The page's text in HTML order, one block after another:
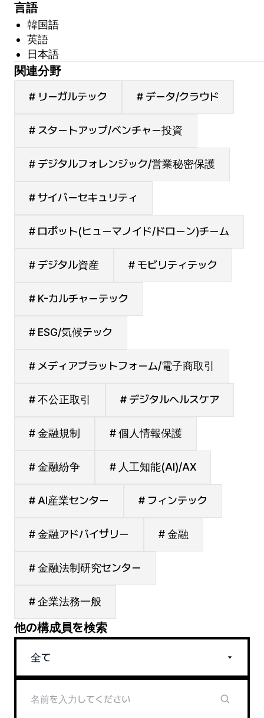
言語
韓国語
英語
日本語
関連分野
# リーガルテック # データ/クラウド
# スタートアップ/ベンチャー投資
# デジタルフォレンジック/営業秘密保護
# サイバーセキュリティ
# ロボット(ヒューマノイド/ドローン)チーム
# デジタル資産 # モビリティテック
# K-カルチャーテック
# ESG/気候テック
# メディアプラットフォーム/電子商取引
# 不公正取引 # デジタルヘルスケア
# 金融規制 # 個人情報保護
# 金融紛争 # 人工知能(AI)/AX
# AI産業センター # フィンテック
# 金融アドバイザリー # 金融
# 金融法制研究センター
# 企業法務一般
他の構成員を検索
全て